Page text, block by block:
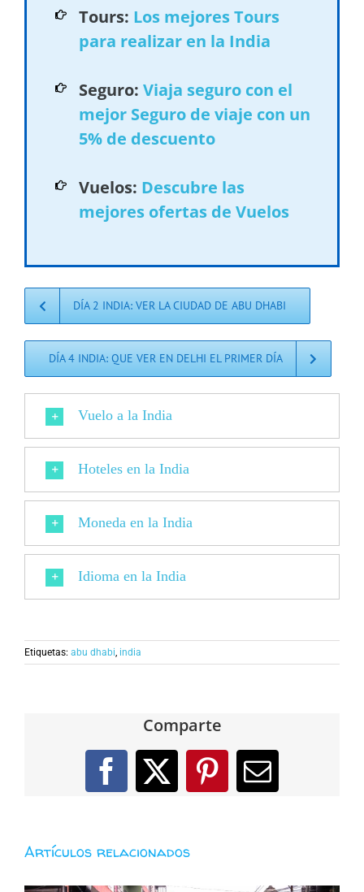
Tours: Los mejores Tours
para realizar en la India
Seguro: Viaja seguro con el
mejor Seguro de viaje con un
5% de descuento
Vuelos: Descubre las
mejores ofertas de Vuelos
DÍA 2 INDIA: VER LA CIUDAD DE ABU DHABI
DÍA 4 INDIA: QUE VER EN DELHI EL PRIMER DÍA
Vuelo a la India
Hoteles en la India
Moneda en la India
Idioma en la India
Etiquetas: abu dhabi india
Comparte
Facebook
X PinterestCorreo
Artículos relacionados